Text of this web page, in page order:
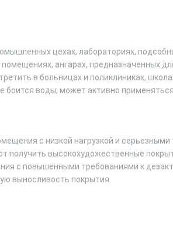
цехах, лабораториях,
ангарах, предназначенных
в больницах и поликлиниках,
боится воды, может активно
с низкой нагрузкой и серьезными
получить высокохудожественные
с повышенными требованиями к
выносливость покрытия.